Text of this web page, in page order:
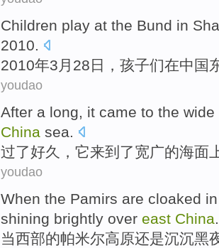
Children play at the Bund in
2010.
2010年3月 28日， 孩子们在中国
youdao
After a long, it came to the wide
China sea.
过了好久 ， 它来到 了宽广的海面
youdao
When the Pamirs are cloaked
shining brightly over east China
当西部的帕米尔高原还是沉沉黑